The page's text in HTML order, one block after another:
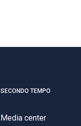
SECONDO TEMPO
Media center